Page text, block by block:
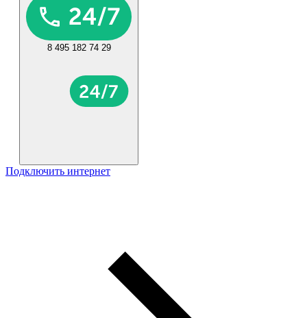
8 495 182 74 29
Подключить интернет